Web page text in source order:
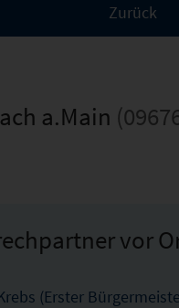
a.Main
vor
(Erster